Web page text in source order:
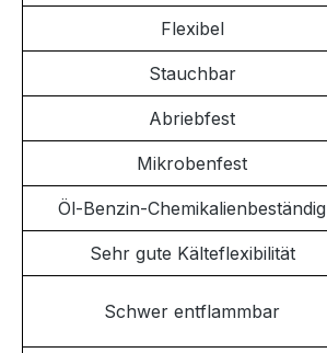
Flexibel
Stauchbar
Abriebfest
Mikrobenfest
Öl-Benzin-Chemikalienbeständig
Sehr gute Kälteflexibilität
Schwer entflammbar